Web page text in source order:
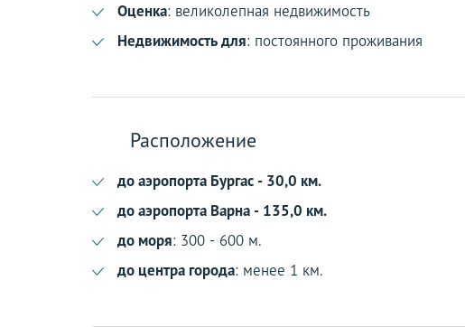
Оценка: великолепная недвижимость
Недвижимость для: постоянного проживания
Расположение
до аэропорта Бургас - 30,0 км.
до аэропорта Варна - 135,0 км.
до моря: 300 - 600 м.
до центра города: менее 1 км.